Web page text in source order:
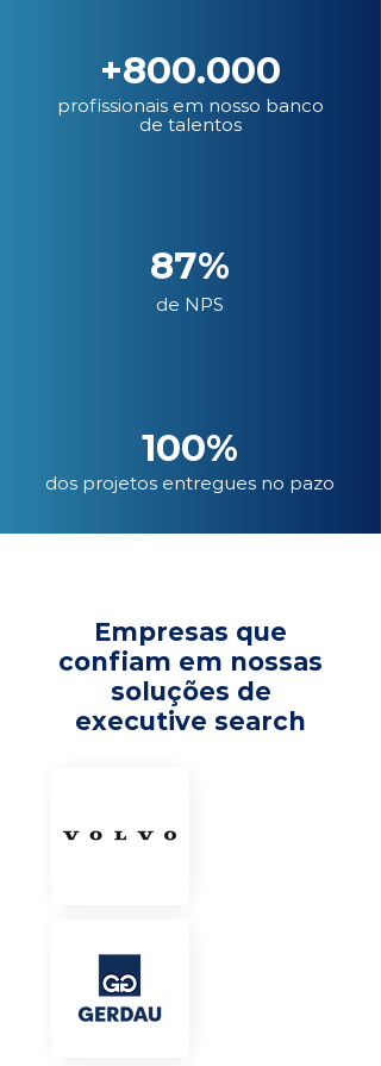
+800.000
profissionais em nosso banco
de talentos
87%
de NPS
100%
dos projetos entregues no pazo
Empresas que
confiam em nossas
soluções de
executive search